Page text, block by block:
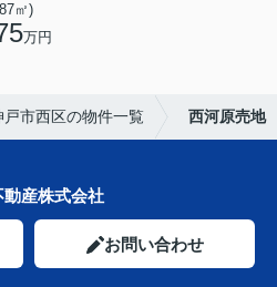
㎡)
万円
戸市西区の物件一覧 西河原売地
動産株式会社
お問い合わせ